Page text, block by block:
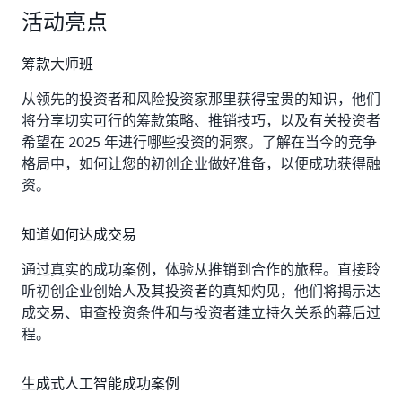
活动亮点
筹款大师班
从领先的投资者和风险投资家那里获得宝贵的知识，他们
将分享切实可行的筹款策略、推销技巧，以及有关投资者
希望在 2025 年进行哪些投资的洞察。了解在当今的竞争
格局中，如何让您的初创企业做好准备，以便成功获得融
资。
知道如何达成交易
通过真实的成功案例，体验从推销到合作的旅程。直接聆
听初创企业创始人及其投资者的真知灼见，他们将揭示达
成交易、审查投资条件和与投资者建立持久关系的幕后过
程。
生成式人工智能成功案例